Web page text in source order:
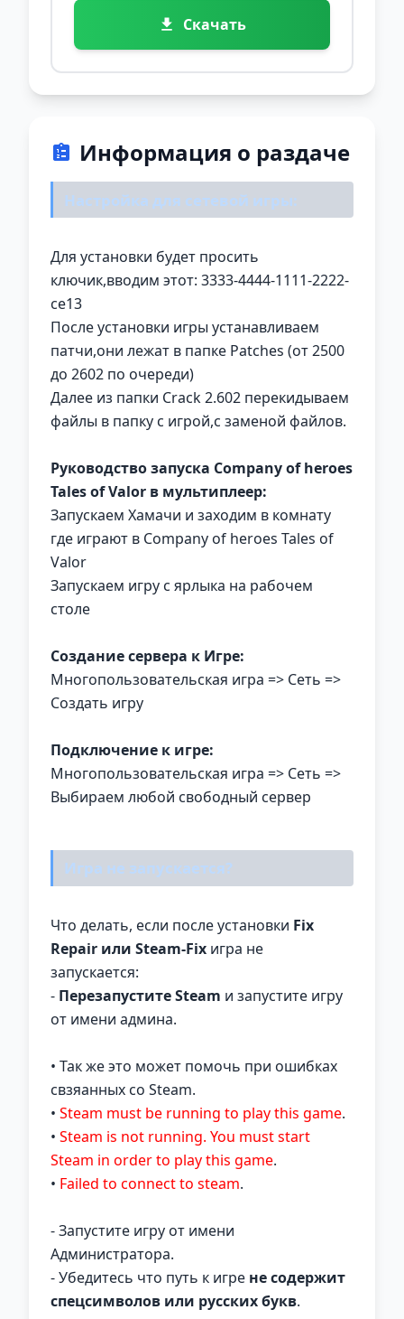
Скачать
Информация о раздаче
Настройка для сетевой игры:
Для установки будет просить
ключик,вводим этот: 3333-4444-1111-2222-
ce13
После установки игры устанавливаем
патчи,они лежат в папке Patches (от 2500
до 2602 по очереди)
Далее из папки Crack 2.602 перекидываем
файлы в папку с игрой,с заменой файлов.
Руководство запуска Company of heroes
Tales of Valor в мультиплеер:
Запускаем Хамачи и заходим в комнату
где играют в Company of heroes Tales of
Valor
Запускаем игру с ярлыка на рабочем
столе
Создание сервера к Игре:
Многопользовательская игра => Сеть =>
Создать игру
Подключение к игре:
Многопользовательская игра => Сеть =>
Выбираем любой свободный сервер
Игра не запускается?
Что делать, если после установки Fix
Repair или Steam-Fix игра не
запускается:
- Перезапустите Steam и запустите игру
от имени админа.
• Так же это может помочь при ошибках
свзяанных со Steam.
• Steam must be running to play this game.
• Steam is not running. You must start
Steam in order to play this game.
• Failed to connect to steam.
- Запустите игру от имени
Администратора.
- Убедитесь что путь к игре не содержит
спецсимволов или русских букв.